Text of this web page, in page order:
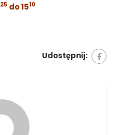
25 do 1510
Udostępnij: